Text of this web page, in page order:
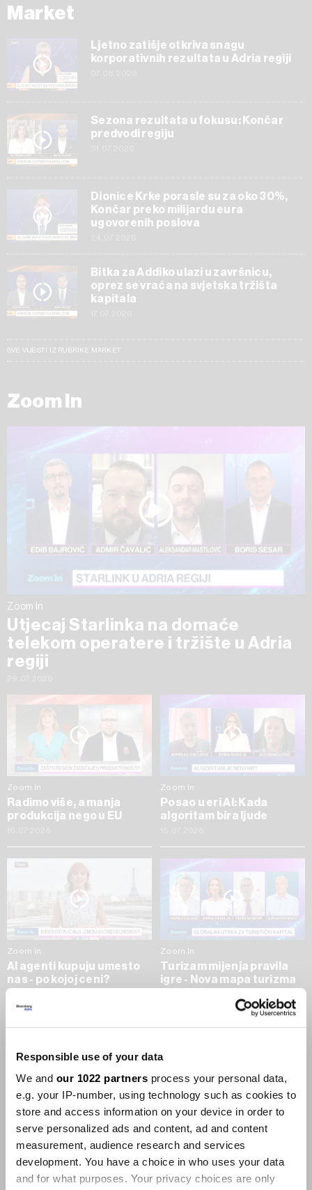
Responsible use of your data
We and our 1022 partners process your personal data,
e.g. your IP-number, using technology such as cookies to
store and access information on your device in order to
serve personalized ads and content, ad and content
measurement, audience research and services
development. You have a choice in who uses your data
and for what purposes. Your privacy choices are only
Market
Ljetno zatišje otkriva snagu
korporativnih rezultata u Adria regiji
Sezona rezultata u fokusu: Končar
predvodi regiju
Dionice Krke porasle su za oko 30%,
Končar preko milijardu eura
ugovorenih poslova
Bitka za Addiko ulazi u završnicu,
oprez se vraća na svjetska tržišta
kapitala
SVE VIJESTI IZ RUBRIKE MARKET
Zoom In
Zoom In
Utjecaj Starlinka na domaće
telekom operatere i tržište u Adria
regiji
Zoom In
Radimo više, a manja
produkcija nego u EU
Zoom In
Posao u eri AI: Kada
algoritam bira ljude
Zoom In
AI agenti kupuju umesto
nas - po kojoj ceni?
09.07.2026
Zoom In
Turizam mijenja pravila
igre - Nova mapa turizma
do 2035.
Businessweek Adria
Korisnici GLP-1 lijekova mršave,
ekonomija se deblja
29.01.2026